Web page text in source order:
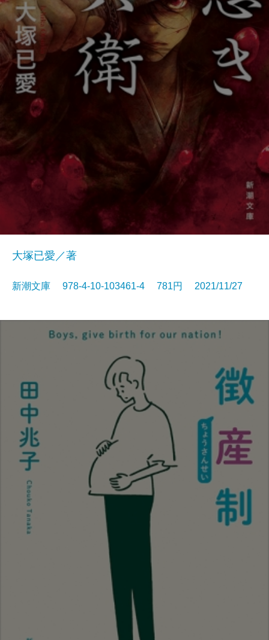
大塚已愛／著
新潮文庫 978-4-10-103461-4 781円 2021/11/27